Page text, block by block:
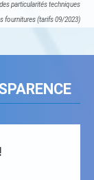
particularités techniques
fournitures (tarifs 09/2023)